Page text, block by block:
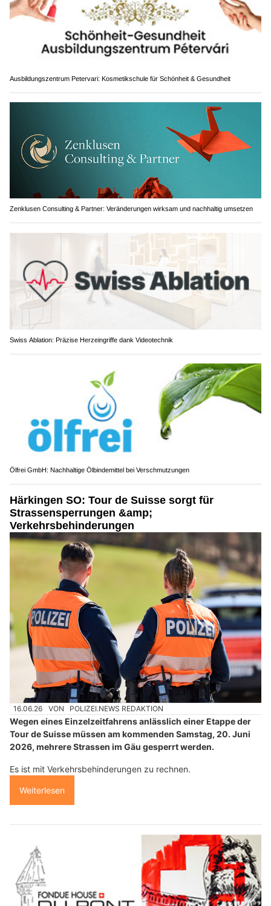
Ausbildungszentrum Petervari: Kosmetikschule für Schönheit & Gesundheit
Zenklusen Consulting & Partner: Veränderungen wirksam und nachhaltig umsetzen
Swiss Ablation: Präzise Herzeingriffe dank Videotechnik
Ölfrei GmbH: Nachhaltige Ölbindemittel bei Verschmutzungen
Härkingen SO: Tour de Suisse sorgt für
Strassensperrungen &amp;
Verkehrsbehinderungen
16.06.26 VON POLIZEI.NEWS REDAKTION
Wegen eines Einzelzeitfahrens anlässlich einer Etappe der
Tour de Suisse müssen am kommenden Samstag, 20. Juni
2026, mehrere Strassen im Gäu gesperrt werden.
Es ist mit Verkehrsbehinderungen zu rechnen.
Weiterlesen